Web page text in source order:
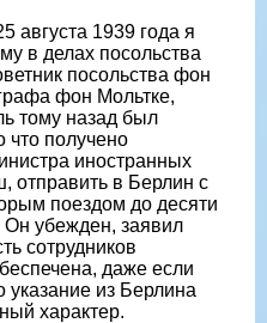
августа 1939 года я
в делах посольства
посольства фон
фон Мольтке,
тому назад был
что получено
иностранных
в Берлин с
поездом до десяти
Он убежден, заявил
сотрудников
даже если
указание из Берлина
характер.